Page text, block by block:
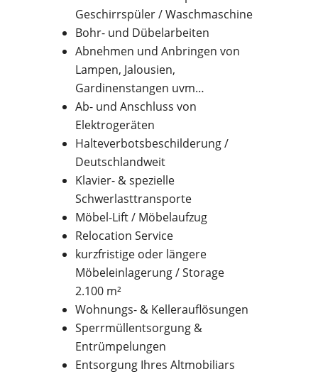
Geschirrspüler / Waschmaschine
Bohr- und Dübelarbeiten
Abnehmen und Anbringen von
Lampen, Jalousien,
Gardinenstangen uvm…
Ab- und Anschluss von
Elektrogeräten
Halteverbotsbeschilderung /
Deutschlandweit
Klavier- & spezielle
Schwerlasttransporte
Möbel-Lift / Möbelaufzug
Relocation Service
kurzfristige oder längere
Möbeleinlagerung / Storage
2.100 m²
Wohnungs- & Kellerauflösungen
Sperrmüllentsorgung &
Entrümpelungen
Entsorgung Ihres Altmobiliars